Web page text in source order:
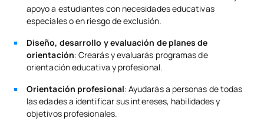
apoyo a estudiantes con necesidades educativas
especiales o en riesgo de exclusión.
Diseño, desarrollo y evaluación de planes de
orientación: Crearás y evaluarás programas de
orientación educativa y profesional.
Orientación profesional: Ayudarás a personas de todas
las edades a identificar sus intereses, habilidades y
objetivos profesionales.